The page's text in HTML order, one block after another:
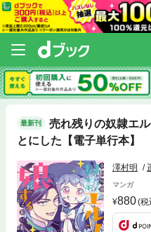
最新刊
売れ残りの奴隷エ
とにした【電子単行本】
澤村明
マンガ
880(税